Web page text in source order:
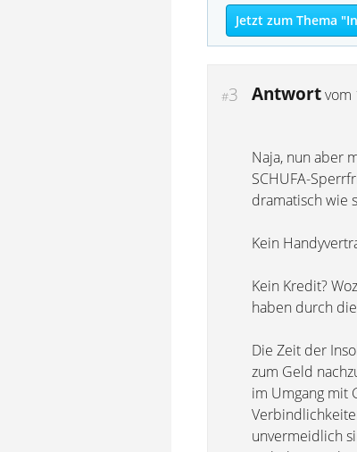
Jetzt zum Thema
#3 Antwortvom
Naja, nun aber
SCHUFA-
dramatisch wie
Kein
Kein Kredit?
haben durch
Die Zeit der
zum Geld
im Umgang mit
unvermeidlich